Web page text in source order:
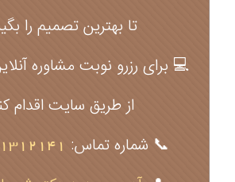
تا بهترین تصمیم را
💻 برای رزرو نوبت مشاوره
از طریق سایت اقدام
📞 شماره تماس: - 031